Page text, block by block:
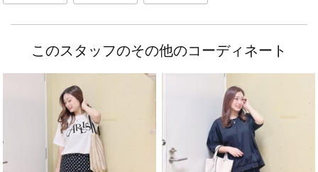
このスタッフのその他のコーディネート